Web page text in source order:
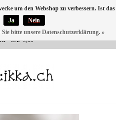
CH | INT. VERSAND ÜBER
- CHF 0,00
um den Webshop zu verbessern. Ist das
Ja
Nein
bitte unsere Datenschutzerklärung. »